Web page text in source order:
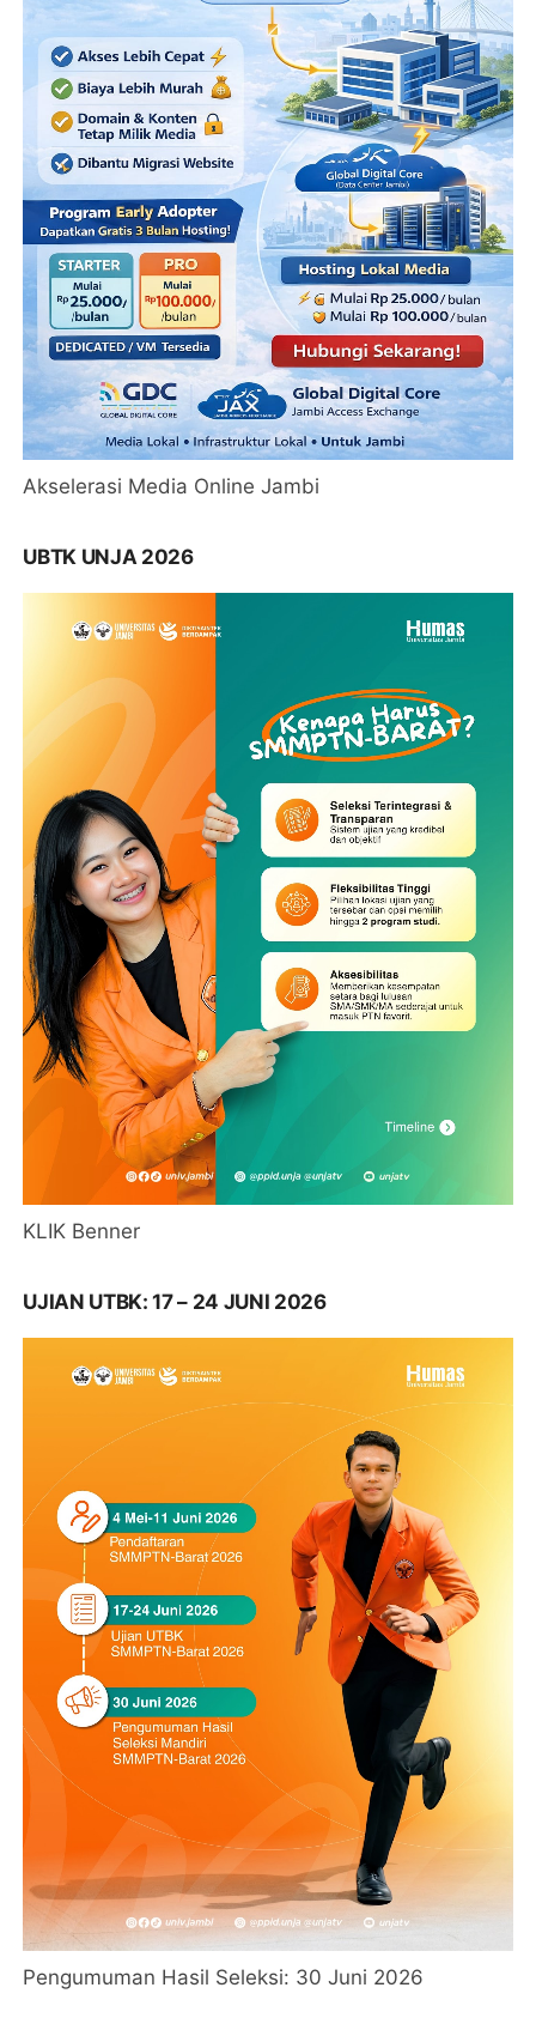
Akselerasi Media Online Jambi
UBTK UNJA 2026
KLIK Benner
UJIAN UTBK: 17 – 24 JUNI 2026
Pengumuman Hasil Seleksi: 30 Juni 2026